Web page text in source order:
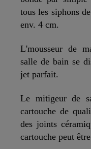
tous les siphons
env. 4 cm.
L'mousseur de
salle de bain se
jet parfait.
Le mitigeur de
cartouche de
des joints
cartouche peut